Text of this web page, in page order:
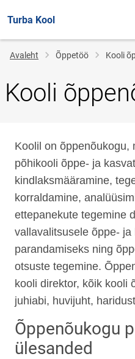
Turba Kool
Jälglink
Avaleht Õppetöö Kooli
Kooli
Koolil on õppenõukogu,
põhikooli õppe- ja
kindlaksmääramine,
korraldamine,
ettepanekute tegemine
vallavalitsusele õppe-
parandamiseks ning
otsuste tegemine.
kooli direktor, kõik kooli
juhiabi, huvijuht,
Õppenõukogu
ülesanded